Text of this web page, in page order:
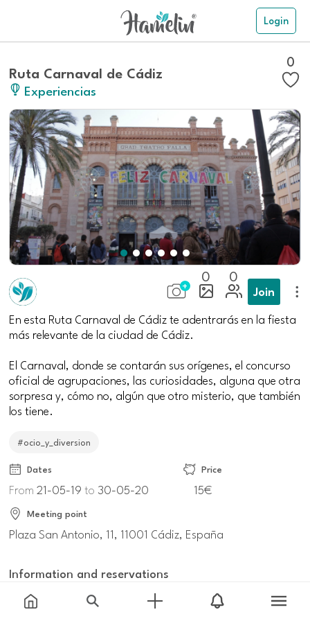
Login
Ruta Carnaval de Cádiz
Experiencias
0
0 0
Join
En esta Ruta Carnaval de Cádiz te adentrarás en la fiesta
más relevante de la ciudad de Cádiz.
El Carnaval, donde se contarán sus orígenes, el concurso
oficial de agrupaciones, las curiosidades, alguna que otra
sorpresa y, cómo no, algún que otro misterio, que también
los tiene.
#ocio_y_diversion
Dates
From21-05-19to 30-05-20
Price
15€
Meeting point
Plaza San Antonio, 11, 11001 Cádiz, España
Information and reservations
ciceronesgaditanos.com/producto/ruta-carnaval-de-
cadiz